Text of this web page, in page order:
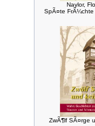
Naylor,
SpÃ¤te
ZwÃ¶lf SÃ¤rge